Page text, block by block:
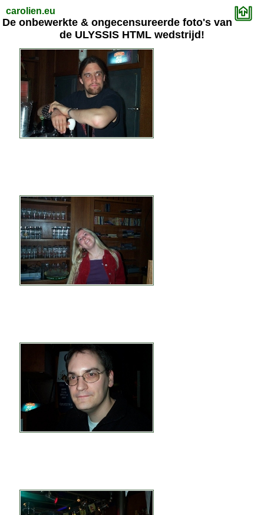
carolien.eu
De onbewerkte & ongecensureerde foto's van
de ULYSSIS HTML wedstrijd!